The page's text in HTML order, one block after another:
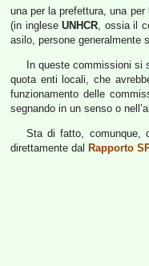
una per la prefettura, una
(in inglese UNHCR, ossia il
asilo, persone generalmente
In queste commissioni si
quota enti locali, che
funzionamento delle
segnando in un senso o
Sta di fatto, comunque,
direttamente dal Rapporto